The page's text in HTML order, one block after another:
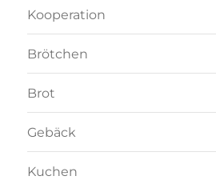
Kooperation
Brötchen
Brot
Gebäck
Kuchen